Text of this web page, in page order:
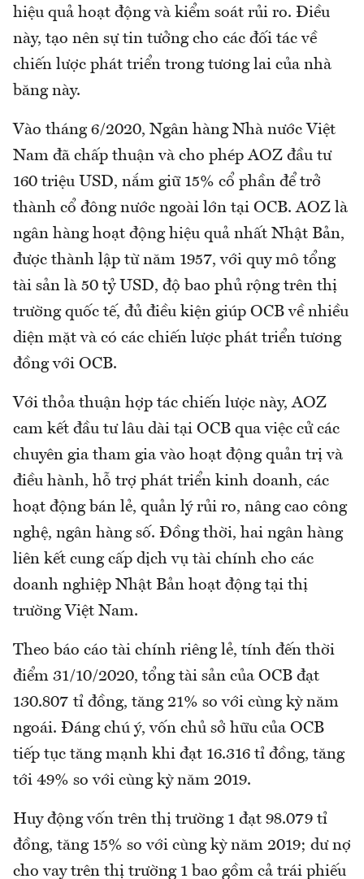
hiệu quả hoạt động và kiểm soát rủi ro. Điều
này, tạo nên sự tin tưởng cho các đối tác về
chiến lược phát triển trong tương lai của nhà
băng này.
Vào tháng 6/2020, Ngân hàng Nhà nước Việt
Nam đã chấp thuận và cho phép AOZ đầu tư
160 triệu USD, nắm giữ 15% cổ phần để trở
thành cổ đông nước ngoài lớn tại OCB. AOZ là
ngân hàng hoạt động hiệu quả nhất Nhật Bản,
được thành lập từ năm 1957, với quy mô tổng
tài sản là 50 tỷ USD, độ bao phủ rộng trên thị
trường quốc tế, đủ điều kiện giúp OCB về nhiều
diện mặt và có các chiến lược phát triển tương
đồng với OCB.
Với thỏa thuận hợp tác chiến lược này, AOZ
cam kết đầu tư lâu dài tại OCB qua việc cử các
chuyên gia tham gia vào hoạt động quản trị và
điều hành, hỗ trợ phát triển kinh doanh, các
hoạt động bán lẻ, quản lý rủi ro, nâng cao công
nghệ, ngân hàng số. Đồng thời, hai ngân hàng
liên kết cung cấp dịch vụ tài chính cho các
doanh nghiệp Nhật Bản hoạt động tại thị
trường Việt Nam.
Theo báo cáo tài chính riêng lẻ, tính đến thời
điểm 31/10/2020, tổng tài sản của OCB đạt
130.807 tỉ đồng, tăng 21% so với cùng kỳ năm
ngoái. Đáng chú ý, vốn chủ sở hữu của OCB
tiếp tục tăng mạnh khi đạt 16.316 tỉ đồng, tăng
tới 49% so với cùng kỳ năm 2019.
Huy động vốn trên thị trường 1 đạt 98.079 tỉ
đồng, tăng 15% so với cùng kỳ năm 2019; dư nợ
cho vay trên thị trường 1 bao gồm cả trái phiếu